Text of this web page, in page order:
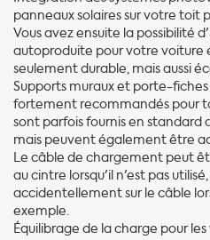
panneaux solaires sur votre toit
Vous avez ensuite la possibilité
autoproduite pour votre voiture
seulement durable, mais aussi
Supports muraux et porte-
fortement recommandés pour
sont parfois fournis en standard
mais peuvent également être
Le câble de chargement peut
au cintre lorsqu'il n'est pas
accidentellement sur le câble
exemple.
Équilibrage de la charge pour